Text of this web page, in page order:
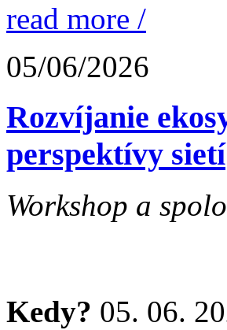
read more /
05/06/2026
Rozvíjanie
perspektívy sietí
Workshop a
Kedy? 05. 06.